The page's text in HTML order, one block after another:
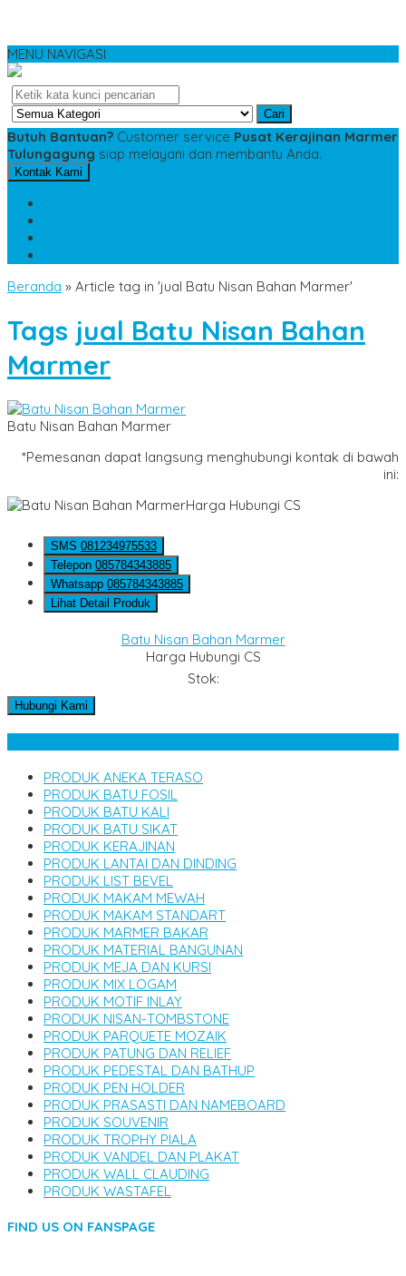
MENU NAVIGASI
Cari
Butuh Bantuan? Customer service Pusat Kerajinan Marmer
Tulungagung siap melayani dan membantu Anda.
Kontak Kami
Beranda » Article tag in 'jual Batu Nisan Bahan Marmer'
Tags jual Batu Nisan Bahan
Marmer
Batu Nisan Bahan Marmer
*Pemesanan dapat langsung menghubungi kontak di bawah
ini:
Harga Hubungi CS
SMS 081234975533
Telepon 085784343885
Whatsapp 085784343885
Lihat Detail Produk
Batu Nisan Bahan Marmer
Harga Hubungi CS
Stok:
Hubungi Kami
PRODUK ANEKA TERASO
PRODUK BATU FOSIL
PRODUK BATU KALI
PRODUK BATU SIKAT
PRODUK KERAJINAN
PRODUK LANTAI DAN DINDING
PRODUK LIST BEVEL
PRODUK MAKAM MEWAH
PRODUK MAKAM STANDART
PRODUK MARMER BAKAR
PRODUK MATERIAL BANGUNAN
PRODUK MEJA DAN KURSI
PRODUK MIX LOGAM
PRODUK MOTIF INLAY
PRODUK NISAN-TOMBSTONE
PRODUK PARQUETE MOZAIK
PRODUK PATUNG DAN RELIEF
PRODUK PEDESTAL DAN BATHUP
PRODUK PEN HOLDER
PRODUK PRASASTI DAN NAMEBOARD
PRODUK SOUVENIR
PRODUK TROPHY PIALA
PRODUK VANDEL DAN PLAKAT
PRODUK WALL CLAUDING
PRODUK WASTAFEL
FIND US ON FANSPAGE